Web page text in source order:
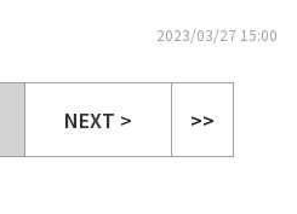
2023/03/27 15:00
NEXT > >>